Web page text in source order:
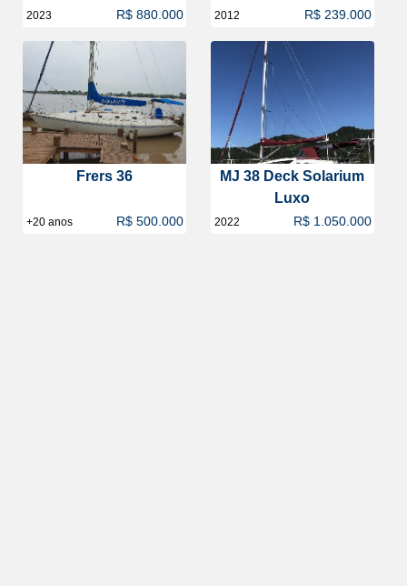
2023 R$ 880.000 2012 R$ 239.000
Frers 36
+20 anos R$ 500.000
MJ 38 Deck Solarium
Luxo
2022 R$ 1.050.000